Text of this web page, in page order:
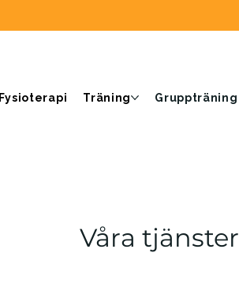
Fysioterapi Träning Gruppträning
Våra tjänster